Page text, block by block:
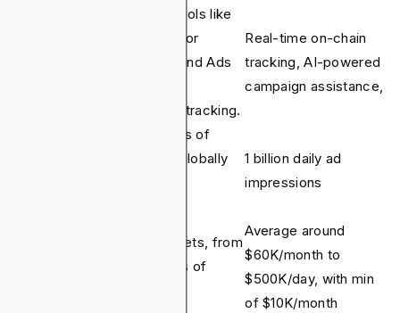
Automation tools like
Advantage+ for
optimization and Ads
performance tracking.
Real-time on-chain
tracking, AI-powered
campaign assistance,
100s of billions of
impressions globally
1 billion daily ad
impressions
Flexible budgets, from
$10/day to 10s of
Average around
$60K/month to
$500K/day, with min
of $10K/month